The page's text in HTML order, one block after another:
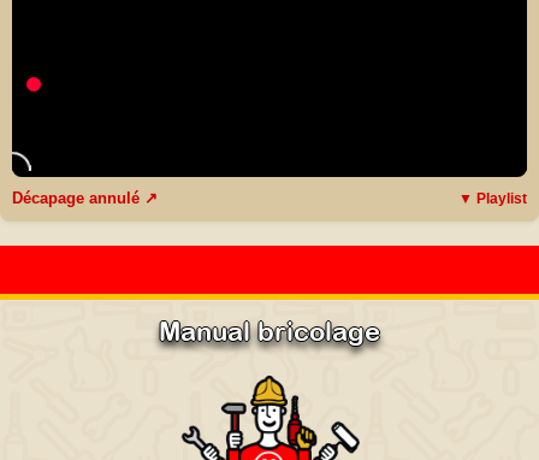
Décapage annulé ↗ ▼ Playlist
Manual bricolage